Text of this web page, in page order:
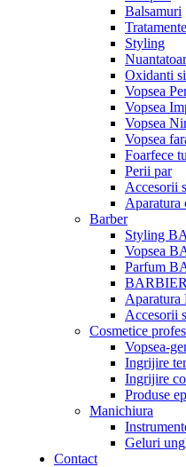
Balsamuri
Styling
Oxidanti
Vopsea
Vopsea
Vopsea
Vopsea
Foarfece
Perii par
Accesorii
Aparatura
Barber
Styling
Vopsea
Parfum
Accesorii
Cosmetice
Vopsea-
Ingrijire
Ingrijire
Produse
Manichiura
Geluri
Contact